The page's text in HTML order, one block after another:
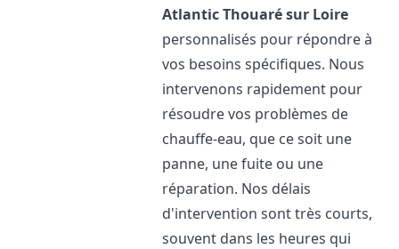
AtlanticThouaré sur Loire
personnalisés pour répondre à
vos besoins spécifiques. Nous
intervenons rapidement pour
résoudre vos problèmes de
chauffe-eau, que ce soit une
panne, une fuite ou une
réparation. Nos délais
d'intervention sont très courts,
souvent dans les heures qui